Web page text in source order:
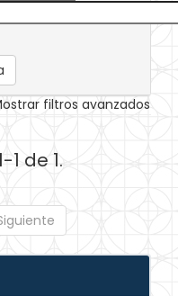
filtros avanzados
1 de 1.